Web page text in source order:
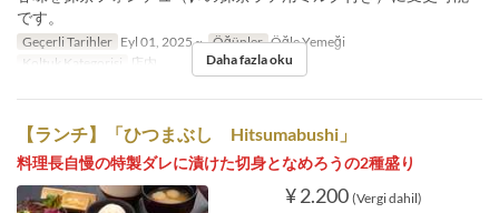
です。
Geçerli Tarihler Eyl 01, 2025 ~ Öğünler Öğle Yemeği
Koltuk Kategorisi
店内 Daha fazla oku
【ランチ】「ひつまぶし Hitsumabushi」
料理長自慢の特製ダレに漬けた切身となめろうの2種盛り
¥ 2.200 (Vergi dahil)